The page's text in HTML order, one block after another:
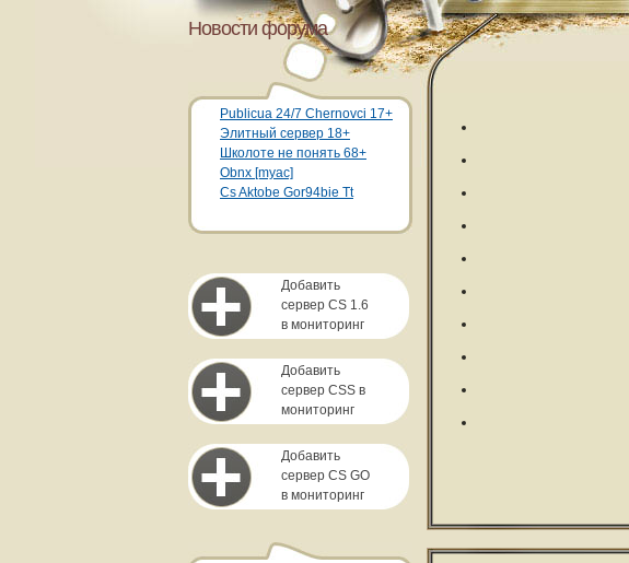
Новости форума
Publicua 24/7 Chernovci 17+
Элитный сервер 18+
Школоте не понять 68+
Obnx [myac]
Cs Aktobe Gor94bie Tt
Добавить
сервер CS 1.6
в мониторинг
Добавить
сервер CSS в
мониторинг
Добавить
сервер CS GO
в мониторинг